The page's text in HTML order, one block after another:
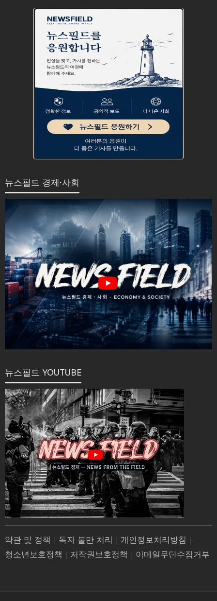
뉴스필드 경제·사회
뉴스필드 YOUTUBE
약관 및 정책 | 독자 불만 처리 | 개인정보처리방침 |
청소년보호정책 | 저작권보호정책 | 이메일무단수집거부